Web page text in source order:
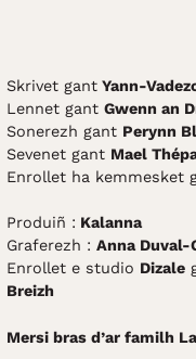
Skrivet gant Yann-
Lennet gantGwenn an
Sonerezh gant Perynn
Sevenet gant Mael
Enrollet ha kemmesket
Produiñ : Kalanna
Graferezh :Anna Duval-
Enrollet e studio Dizale
Breizh
Mersi bras d’ar familh